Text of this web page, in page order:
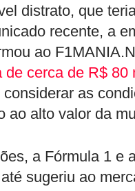
distrato, que
recente, a
ao
cerca de R$ 80
as
ao alto valor da
a Fórmula 1 e
sugeriu ao